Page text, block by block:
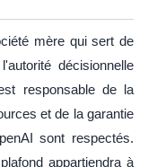
mère qui sert de
décisionnelle
responsable de la
et de la garantie
sont respectés.
appartiendra à